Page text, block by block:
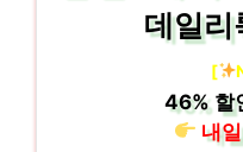
데일
[
46%할
내일